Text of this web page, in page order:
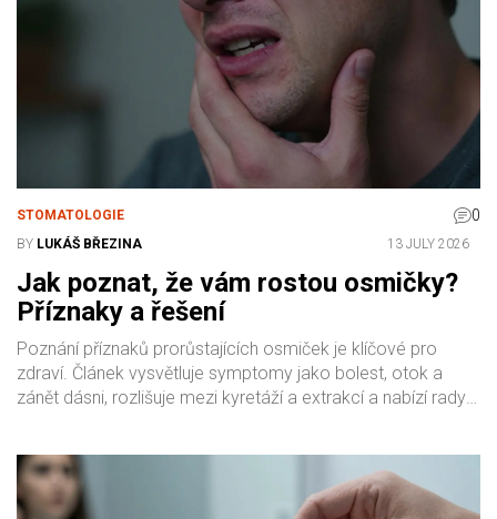
STOMATOLOGIE 0
BY LUKÁŠ BŘEZINA 13 JULY 2026
Jak poznat, že vám rostou osmičky?
Příznaky a řešení
Poznání příznaků prorůstajících osmiček je klíčové pro
zdraví. Článek vysvětluje symptomy jako bolest, otok a
zánět dásni, rozlišuje mezi kyretáží a extrakcí a nabízí rady